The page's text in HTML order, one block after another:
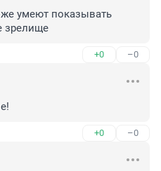
умеют показывать
зрелище
+0 –0
+0 –0